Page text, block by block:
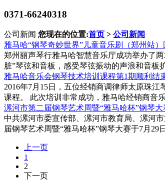
0371-66240318
公司新闻 您现在的位置:首页 > 公司新闻
雅马哈“钢琴奇妙世界”儿童音乐剧（郑州站）
郑州丽声琴行雅马哈智慧音乐厅成功举办了
脏”琴弦和音板，感受琴弦振动的声浪和音板
雅马哈音乐会钢琴技术培训课程第1期顺利结
2016年7月15日，五位经销商调律师太原珠
课程。 此次培训非常成功，雅马哈经销商音
漯河市第二届钢琴艺术周暨“雅马哈杯”钢琴
中共漯河市委宣传部、漯河市教育局、漯河
届钢琴艺术周暨“雅马哈杯”钢琴大赛于7月
上一页
1
2
下一页